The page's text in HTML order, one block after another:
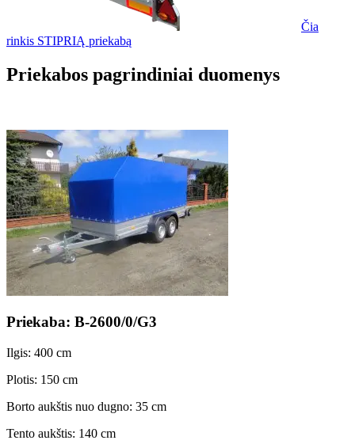
Čia
rinkis STIPRIĄ priekabą
Priekabos pagrindiniai duomenys
Priekaba: B-2600/0/G3
Ilgis: 400 cm
Plotis: 150 cm
Borto aukštis nuo dugno: 35 cm
Tento aukštis: 140 cm